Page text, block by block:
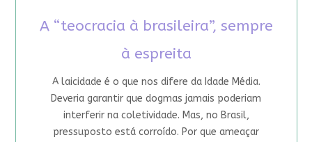
A “teocracia à brasileira”, sempre
à espreita
A laicidade é o que nos difere da Idade Média.
Deveria garantir que dogmas jamais poderiam
interferir na coletividade. Mas, no Brasil,
pressuposto está corroído. Por que ameaçar